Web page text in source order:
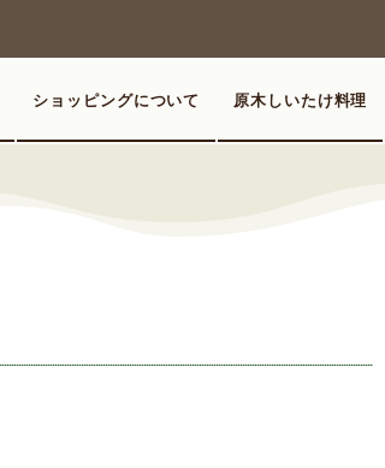
ショッピングについて 原木しいたけ料理